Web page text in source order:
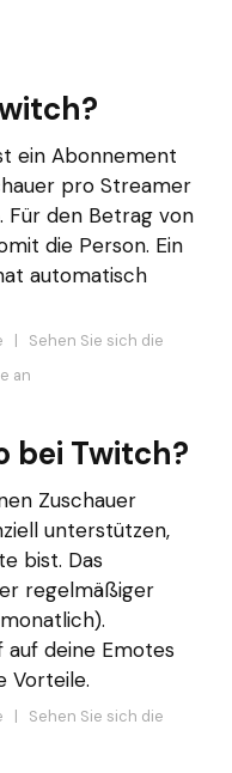
ein Abonnement
pro Streamer
Für den Betrag von
die Person. Ein
automatisch
| Sehen Sie sich die
an
bei Twitch?
Zuschauer
unterstützen,
bist. Das
regelmäßiger
deine Emotes
Vorteile.
| Sehen Sie sich die